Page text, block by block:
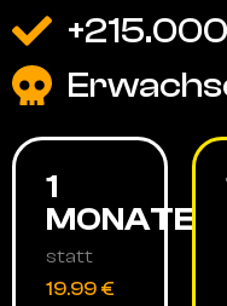
1
MONATE
statt
19.99 €